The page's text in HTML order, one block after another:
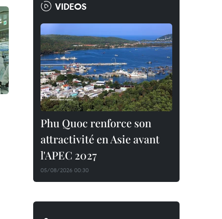
VIDEOS
Phu Quoc renforce son
attractivité en Asie avant
l'APEC 2027
05/08/2026 00:30